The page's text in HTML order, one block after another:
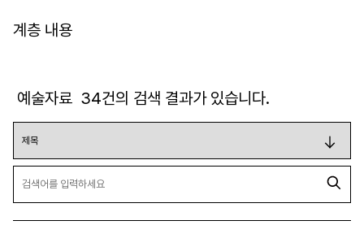
계층 내용
예술자료 34건의 검색 결과가 있습니다.